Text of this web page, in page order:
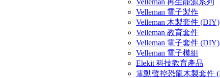
Velleman 電子製作
Velleman 木製套件 (DIY)
Velleman 教育套件
Velleman 電子套件 (DIY)
Velleman 電子模組
Elekit 科技教育產品
電動聲控恐龍木製套件